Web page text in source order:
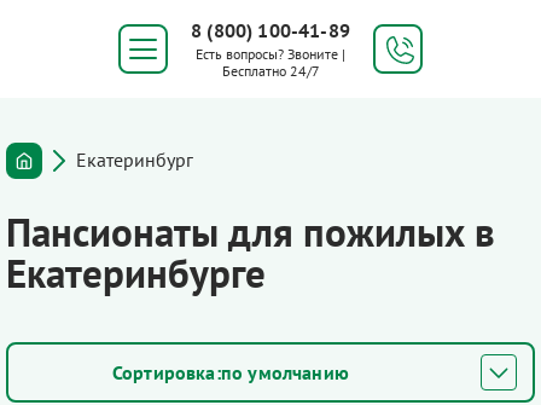
8 (800) 100-41-89
Есть вопросы? Звоните |
Бесплатно 24/7
Екатеринбург
Пансионаты для пожилых в
Екатеринбурге
по умолчанию